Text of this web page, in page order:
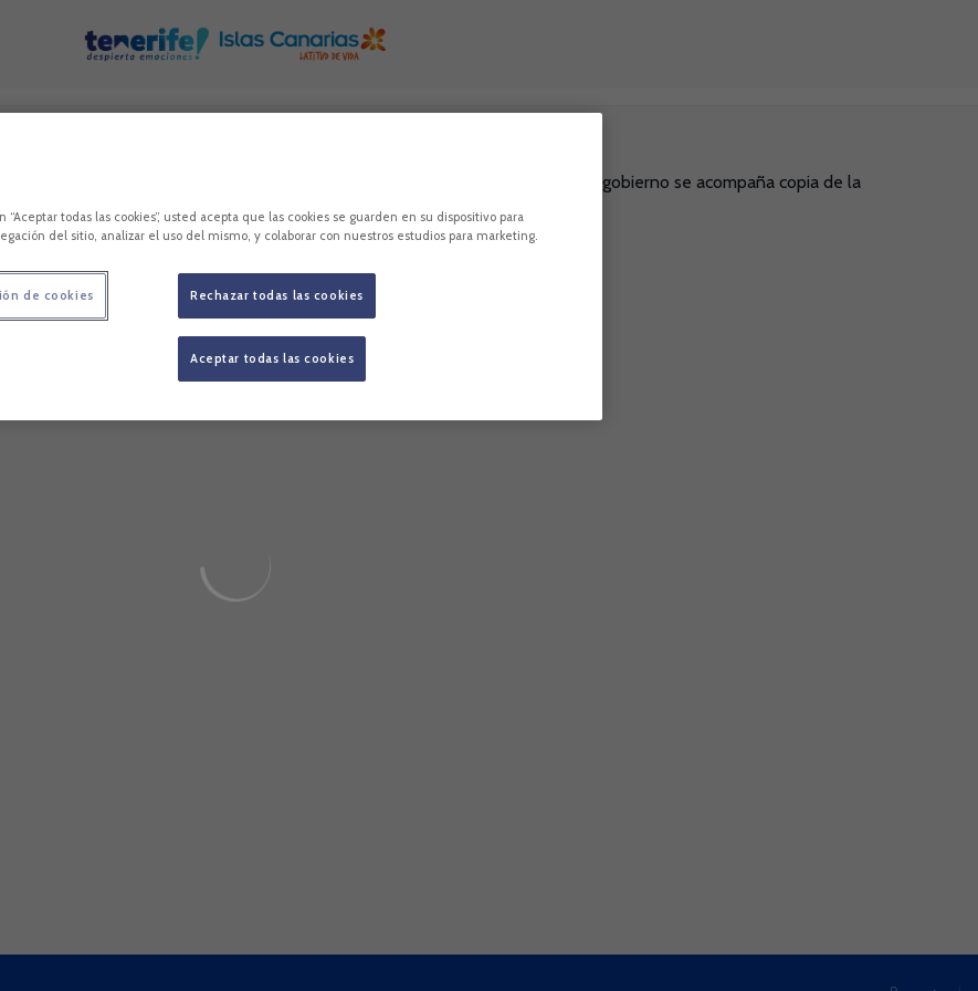
de 9 de diciembre, de transparencia, acceso a la información pública y buen gobierno se acompaña copia de la
“Aceptar todas las cookies”, usted acepta que las cookies se guarden en su dispositivo para
del sitio, analizar el uso del mismo, y colaborar con nuestros estudios para marketing.
Rechazar todas las cookies
Aceptar todas las cookies
de cookies